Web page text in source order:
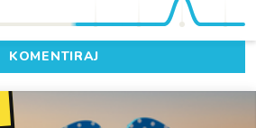
KOMENTIRAJ